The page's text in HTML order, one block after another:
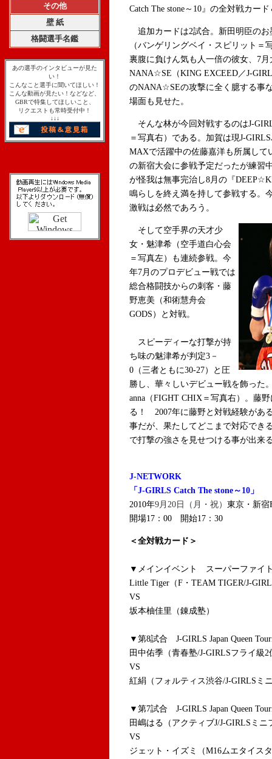
その他
壁 紙
格闘選手名鑑
あの選手のインタビューが見た
い！
こんなこと選手に聞いてほしい！
こんな動画が見たい！などなど、
GBRで特集してほしいこと、
リクエストも常時受付中！
↓↓↓
Catch The stone～10』の全対戦カー
追加カードは2試合。新田明臣の
（バンゲリングベイ・スピリット
裏腹に負けん気も人一倍の彼女、7
NANA☆SE（KING EXCEED／J-
のNANA☆SEの攻撃に全く臆する事
場面も見せた。
そんな林が今回対戦するのはJ-
＝写真右）である。加賀は現J-
MAXで活躍中の佐藤嘉洋も所属して
の新宿大会に参戦予定だったが練習
が怪我は無事完治し8月の『
鳴らしを終え満を持して参戦する。
激戦は必然であろう。
そして空手界の天才少
女・魅津希（空手道白心会
＝写真左）も連続参戦。今
年7月のプロデビュー戦では
総合格闘技からの刺客・藤
野恵美（和術慧舟会
GODS）と対戦。
スピーディーな打撃が持
ち味の魅津希が判定3－
0（三者ともに30-27）と圧
勝し、華々しいデビュー戦を飾った
anna（FIGHT CHIX＝写真右）。藤
る！ 2007年に藤野と対戦経験があ
事だが、果たしてどこまで対応でき
で打撃の強さを見せつける事が出
J-NETWORK
「J-GIRLS Catch The stone～10」
2010年9月20日（月・祝） 東京・新宿
開場17：00 開始17：30
＜全対戦カード＞
▼メインイベント スーパーファイ
Little Tiger（F・TEAM TIGER/J-
VS
坂本柚佳里（錬成塾）
▼第8試合 J-GIRLS Japan Queen
田中佑季（青春塾/J-GIRLSフライ級2
VS
紅絹（フォルティス渋谷/J-GIRLSミ
▼第7試合 J-GIRLS Japan Queen
田嶋はる（アクティブJ/J-GIRLSミニ
VS
ジェット・イズミ（M16ムエタイス